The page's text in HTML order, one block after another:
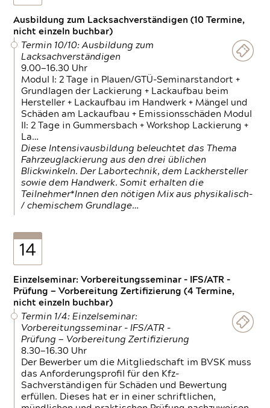
Ausbildung zum Lacksachverständigen (10 Termine,
nicht einzeln buchbar)
Termin 10/10: Ausbildung zum
Lacksachverständigen
9.00—16.30 Uhr
Modul I: 2 Tage in Plauen/GTÜ-Seminarstandort +
Grundlagen der Lackierung + Lackaufbau beim
Hersteller + Lackaufbau im Handwerk + Mängel und
Schäden am Lackaufbau + Emissionsschäden Modul
II: 2 Tage in Gummersbach + Workshop Lackierung +
La…
Diese Intensivausbildung beleuchtet das Thema
Fahrzeuglackierung aus den drei üblichen
Blickwinkeln. Der Labortechnik, dem Lackhersteller
sowie dem Handwerk. Somit erhalten die
Teilnehmer*Innen den nötigen Mix aus physikalisch-
/ chemischem Grundlage…
14
Einzelseminar: Vorbereitungsseminar - IFS/ATR -
Prüfung — Vorbereitung Zertifizierung (4 Termine,
nicht einzeln buchbar)
Termin 1/4: Einzelseminar:
Vorbereitungsseminar - IFS/ATR -
Prüfung — Vorbereitung Zertifizierung
8.30—16.30 Uhr
Der Bewerber um die Mitgliedschaft im BVSK muss
das Anforderungsprofil für den Kfz-
Sachverständigen für Schäden und Bewertung
erfüllen. Dieses hat er in einer schriftlichen,